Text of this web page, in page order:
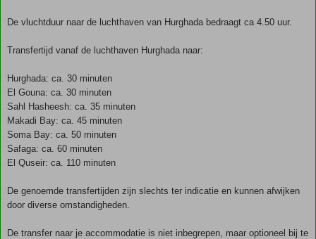
De vluchtduur naar de luchthaven van Hurghada bedraagt ca 4.50 uur.
Transfertijd vanaf de luchthaven Hurghada naar:
Hurghada: ca. 30 minuten
El Gouna: ca. 30 minuten
Sahl Hasheesh: ca. 35 minuten
Makadi Bay: ca. 45 minuten
Soma Bay: ca. 50 minuten
Safaga: ca. 60 minuten
El Quseir: ca. 110 minuten
De genoemde transfertijden zijn slechts ter indicatie en kunnen afwijken
door diverse omstandigheden.
De transfer naar je accommodatie is niet inbegrepen, maar optioneel bij te